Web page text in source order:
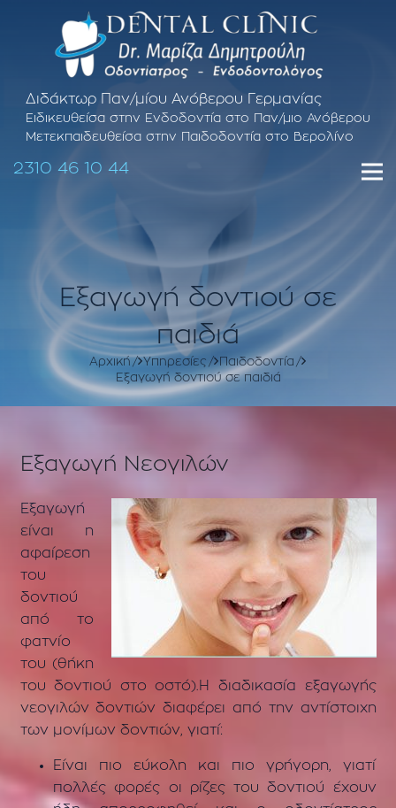
Διδάκτωρ Παν/μίου Ανόβερου Γερμανίας
Ειδικευθείσα στην Ενδοδοντία στο Παν/μιο Ανόβερου
Μετεκπαιδευθείσα στην Παιδοδοντία στο Βερολίνο
2310 46 10 44
Εξαγωγή δοντιού σε
παιδιά
Αρχική Υπηρεσίες
Παιδοδοντία
Εξαγωγή δοντιού σε παιδιά
Εξαγωγή Νεογιλών
Εξαγωγή
είναι η
αφαίρεση
του
δοντιού
από το
φατνίο
του (θήκη
του δοντιού στο οστό).Η διαδικασία εξαγωγής
νεογιλών δοντιών διαφέρει από την αντίστοιχη
των μονίμων δοντιών, γιατί:
Είναι πιο εύκολη και πιο γρήγορη, γιατί
πολλές φορές οι ρίζες του δοντιού έχουν